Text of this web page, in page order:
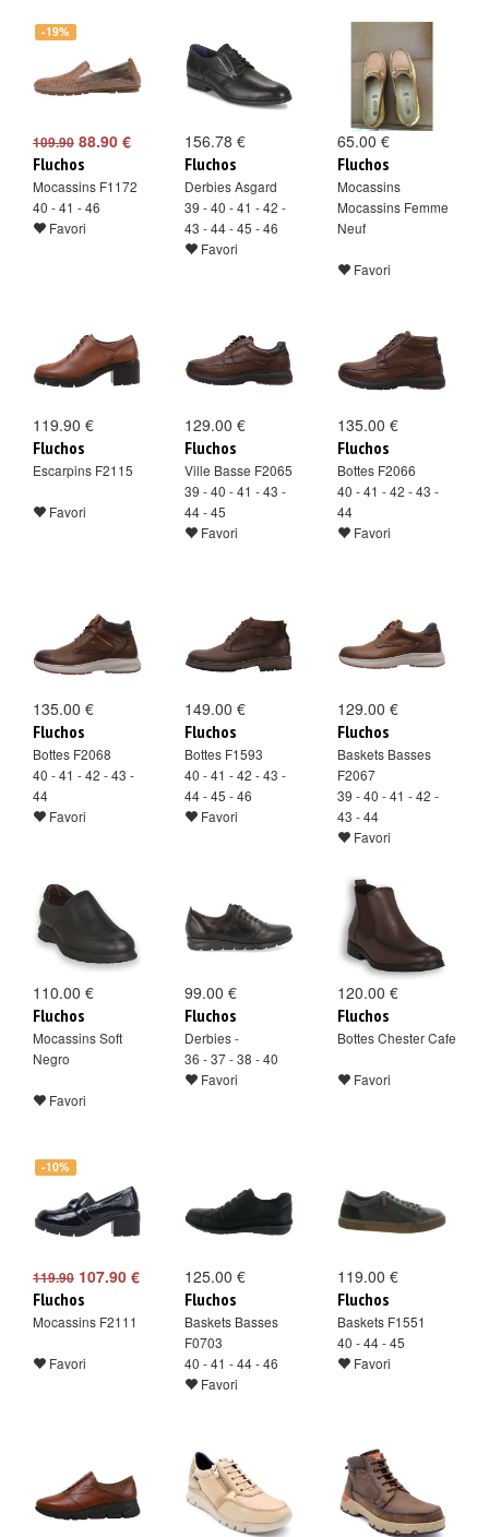
-19%
109.90 88.90 €
Fluchos
Mocassins F1172
40 - 41 - 46
Favori
156.78 €
Fluchos
Derbies Asgard
39 - 40 - 41 - 42 -
43 - 44 - 45 - 46
Favori
65.00 €
Fluchos
Mocassins
Mocassins Femme
Neuf
Favori
119.90 €
Fluchos
Escarpins F2115
Favori
129.00 €
Fluchos
Ville Basse F2065
39 - 40 - 41 - 43 -
44 - 45
Favori
135.00 €
Fluchos
Bottes F2066
40 - 41 - 42 - 43 -
44
Favori
135.00 €
Fluchos
Bottes F2068
40 - 41 - 42 - 43 -
44
Favori
149.00 €
Fluchos
Bottes F1593
40 - 41 - 42 - 43 -
44 - 45 - 46
Favori
129.00 €
Fluchos
Baskets Basses
F2067
39 - 40 - 41 - 42 -
43 - 44
Favori
110.00 €
Fluchos
Mocassins Soft
Negro
Favori
99.00 €
Fluchos
Derbies -
36 - 37 - 38 - 40
Favori
120.00 €
Fluchos
Bottes Chester Cafe
Favori
-10%
119.90 107.90 €
Fluchos
Mocassins F2111
Favori
125.00 €
Fluchos
Baskets Basses
F0703
40 - 41 - 44 - 46
Favori
119.00 €
Fluchos
Baskets F1551
40 - 44 - 45
Favori